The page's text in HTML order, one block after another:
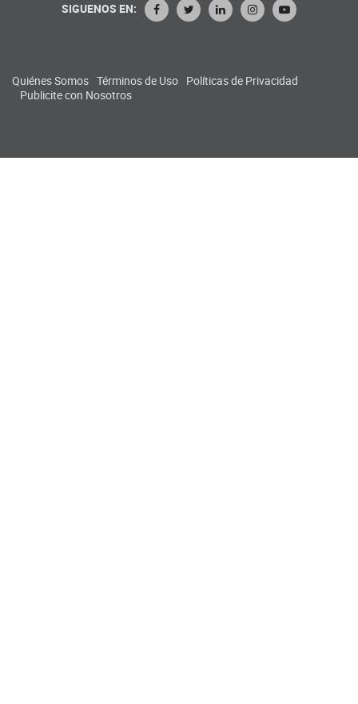
SIGUENOS EN:
Quiénes Somos Términos de Uso Políticas de Privacidad
Publicite con Nosotros